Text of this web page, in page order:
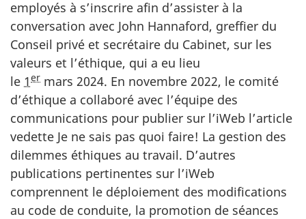
employés à s’inscrire afin d’assister à la
conversation avec John Hannaford, greffier du
Conseil privé et secrétaire du Cabinet, sur les
valeurs et l’éthique, qui a eu lieu
le 1er mars 2024. En novembre 2022, le comité
d’éthique a collaboré avec l’équipe des
communications pour publier sur l’iWeb l’article
vedette Je ne sais pas quoi faire! La gestion des
dilemmes éthiques au travail. D’autres
publications pertinentes sur l’iWeb
comprennent le déploiement des modifications
au code de conduite, la promotion de séances